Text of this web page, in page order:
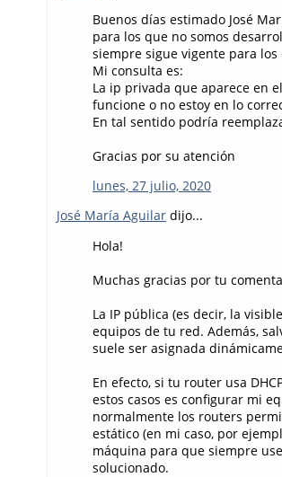
Buenos días estimado José
para los que no somos
siempre sigue vigente para
Mi consulta es:
La ip privada que aparece en
funcione o no estoy en lo
En tal sentido podría
Gracias por su atención
lunes, 27 julio, 2020
José María Aguilar dijo...
Hola!
Muchas gracias por tu
La IP pública (es decir, la
equipos de tu red. Además,
suele ser asignada
En efecto, si tu router usa
estos casos es configurar mi
normalmente los routers
estático (en mi caso, por
máquina para que siempre
solucionado.